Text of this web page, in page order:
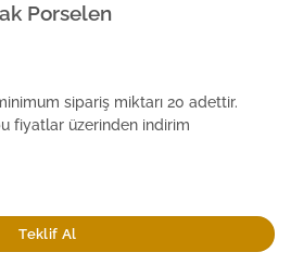
Porselen
sipariş miktarı 20 adettir.
fiyatlar üzerinden indirim
adet
Teklif Al